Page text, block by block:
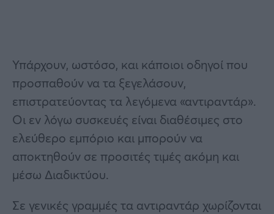
Υπάρχουν, ωστόσο, και κάποιοι οδηγοί που
προσπαθούν να τα ξεγελάσουν,
επιστρατεύοντας τα λεγόμενα «αντιραντάρ».
Οι εν λόγω συσκευές είναι διαθέσιμες στο
ελεύθερο εμπόριο και μπορούν να
αποκτηθούν σε προσιτές τιμές ακόμη και
μέσω Διαδικτύου.
Σε γενικές γραμμές τα αντιραντάρ χωρίζονται